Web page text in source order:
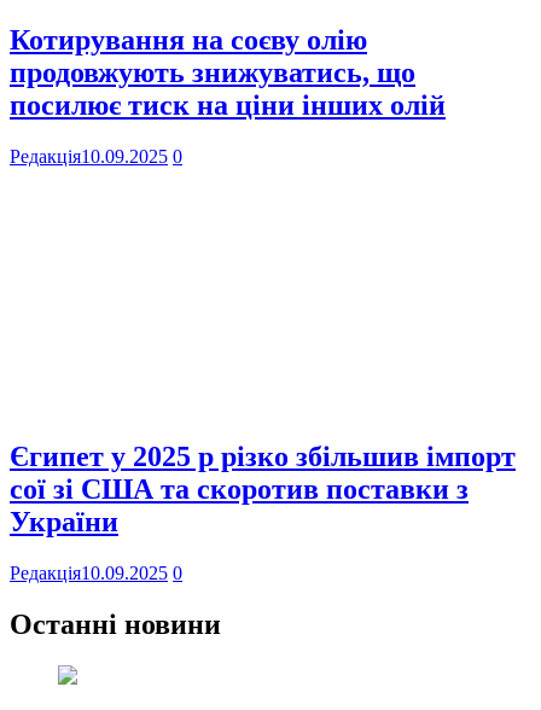
Котирування на соєву олію
продовжують знижуватись, що
посилює тиск на ціни інших олій
Редакція10.09.2025 0
Єгипет у 2025 р різко збільшив імпорт
сої зі США та скоротив поставки з
України
Редакція10.09.2025 0
Останні новини